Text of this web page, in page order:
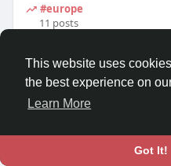
This website uses
the best experience on
Learn More
Got It!
#europe
11 posts
© 2026
Home
About